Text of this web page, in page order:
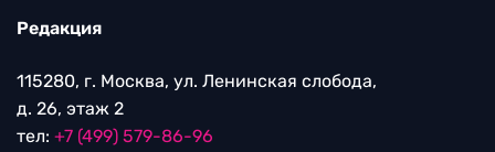
Редакция
115280, г. Москва, ул. Ленинская слобода,
д. 26, этаж 2
тел: +7 (499) 579-86-96